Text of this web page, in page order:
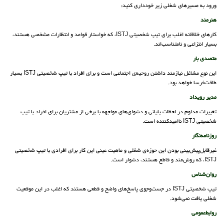
ورود به مسیرهای شغلی زیر خودداری کنید:
هنرمند
کارهای خلاقانه اغلب برای تیپ شخصیتی ISTJ، که خواستار قواعد و انتظارات مشخصی هستند،
بسیار انتزاعی و نامتناسب‌اند.
متصدی بار
این نوع مشاغل نیازمند داشتن روحیه‌ی اجتماعی است و برای افراد با تیپ شخصیتی ISTJ بسیار
طاقت‌فرسا خواهد بود.
مدیر رویداد
تغییرات مداوم در لحظات پایانی و دشوای‌های مواجهه با برخی از مشتریان برای افراد با تیپ
شخصیتی ISTJ ناامیدکننده است.
روزنامه‌نگار
غیرقابل‌پیش‌بینی بودن این حوزه‌ی شغلی و ماهیت عینی این کار برای افرادی با تیپ شخصیتی
ISTJ، که روش‌مند و قاطع هستند، دشوار است.
روان‌شناس
تیپ شخصیتی ISTJ در جست‌وجوی پاسخ‌های واضح و قطعی هستند که اغلب در این موقعیت
شغلی یافت نمی‌شود.
روابط‌عمومی